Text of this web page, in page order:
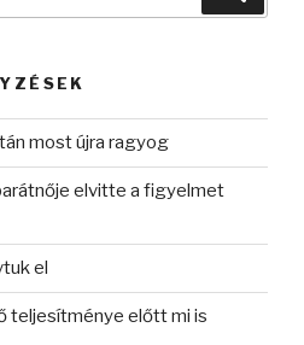
most újra ragyog
elvitte a figyelmet
el
teljesítménye előtt mi is